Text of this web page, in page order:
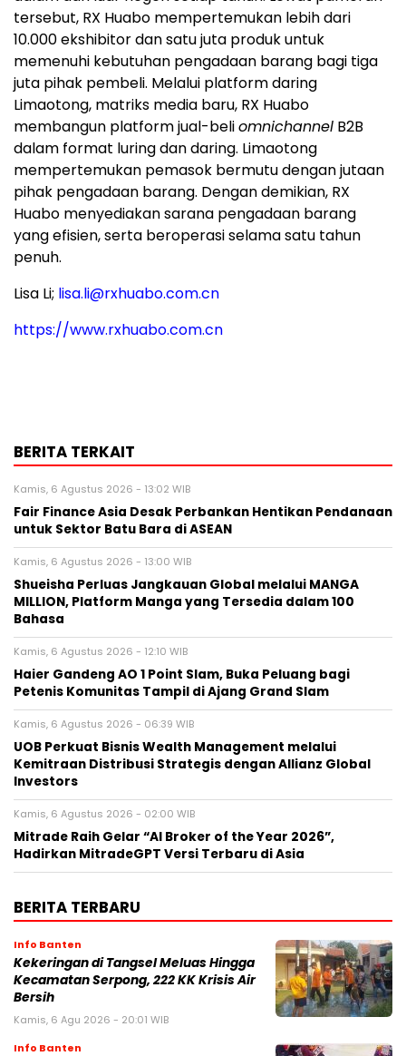
tersebut, RX Huabo mempertemukan lebih dari
10.000 ekshibitor dan satu juta produk untuk
memenuhi kebutuhan pengadaan barang bagi tiga
juta pihak pembeli. Melalui platform daring
Limaotong, matriks media baru, RX Huabo
membangun platform jual-beliomnichannel B2B
dalam format luring dan daring. Limaotong
mempertemukan pemasok bermutu dengan jutaan
pihak pengadaan barang. Dengan demikian, RX
Huabo menyediakan sarana pengadaan barang
yang efisien, serta beroperasi selama satu tahun
penuh.
Lisa Li; lisa.li@rxhuabo.com.cn
https://www.rxhuabo.com.cn
BERITA TERKAIT
Kamis, 6 Agustus 2026 - 13:02 WIB
Fair Finance Asia Desak Perbankan Hentikan Pendanaan
untuk Sektor Batu Bara di ASEAN
Kamis, 6 Agustus 2026 - 13:00 WIB
Shueisha Perluas Jangkauan Global melalui MANGA
MILLION, Platform Manga yang Tersedia dalam 100
Bahasa
Kamis, 6 Agustus 2026 - 12:10 WIB
Haier Gandeng AO 1 Point Slam, Buka Peluang bagi
Petenis Komunitas Tampil di Ajang Grand Slam
Kamis, 6 Agustus 2026 - 06:39 WIB
UOB Perkuat Bisnis Wealth Management melalui
Kemitraan Distribusi Strategis dengan Allianz Global
Investors
Kamis, 6 Agustus 2026 - 02:00 WIB
Mitrade Raih Gelar “AI Broker of the Year 2026”,
Hadirkan MitradeGPT Versi Terbaru di Asia
BERITA TERBARU
Info Banten
Kekeringan di Tangsel Meluas Hingga
Kecamatan Serpong, 222 KK Krisis Air
Bersih
Kamis, 6 Agu 2026 - 20:01 WIB
Info Banten